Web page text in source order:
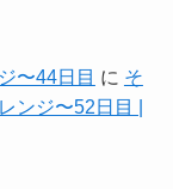
〜44日目 に そ
ジ〜52日目 |